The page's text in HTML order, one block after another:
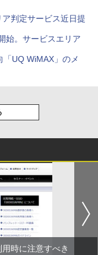
判定サービス近日提
始。サービスエリア
UQ WiMAX」のメ
時に注意すべき